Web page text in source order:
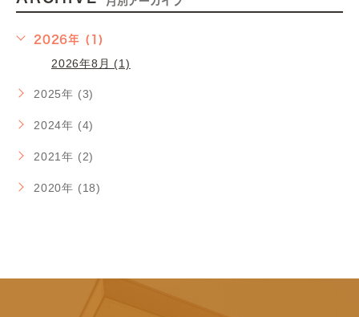
2026年 (1)
2026年8月 (1)
2025年 (3)
2024年 (4)
2021年 (2)
2020年 (18)